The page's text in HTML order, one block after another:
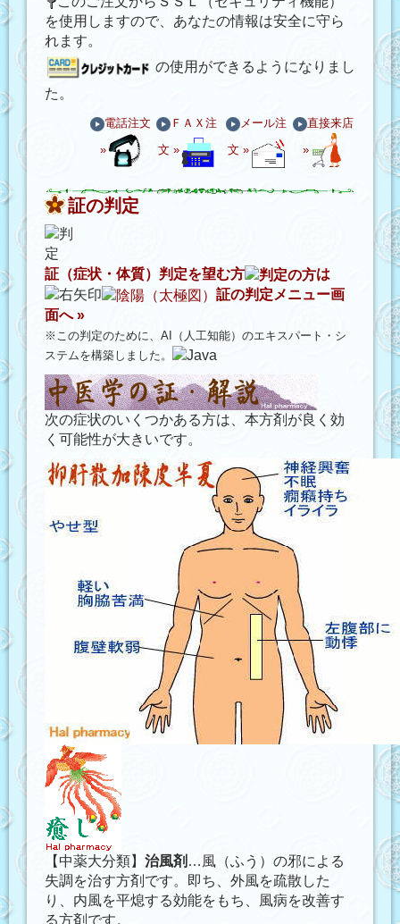
を使用しますので、あなたの情報は安全に守ら
れます。
の使用ができるようになりまし
た。
電話注文
»
ＦＡＸ注
文 »
メール注
文 »
直接来店
»
証の判定
証（症状・体質）判定を望む方
は
証の判定メニュー画
面へ »
※この判定のために、AI（人工知能）のエキスパート・シ
ステムを構築しました。
次の症状のいくつかある方は、本方剤が良く効
く可能性が大きいです。
【中薬大分類】 治風剤 …風（ふう）の邪による
失調を治す方剤です。即ち、外風を疏散した
り、内風を平熄する効能をもち、風病を改善す
る方剤です。